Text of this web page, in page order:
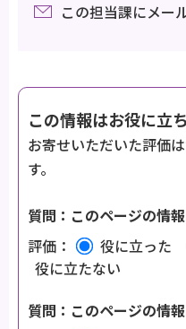
この担当課にメー
この情報はお役に立
お寄せいただいた評価
す。
質問：このページの情
評価：
役に立った
役に立たない
質問：このページの情